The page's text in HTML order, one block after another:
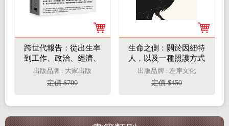
跨世代報告：從出生率
到工作、政治、經濟、
科技、心理健康，世代
差異如何影響百年來的
人類軌跡？
出版品牌 : 大家出版
定價 $700
生命之側：關於因紐特
人，以及一種照護方式
的想像
出版品牌 : 左岸文化
定價 $450